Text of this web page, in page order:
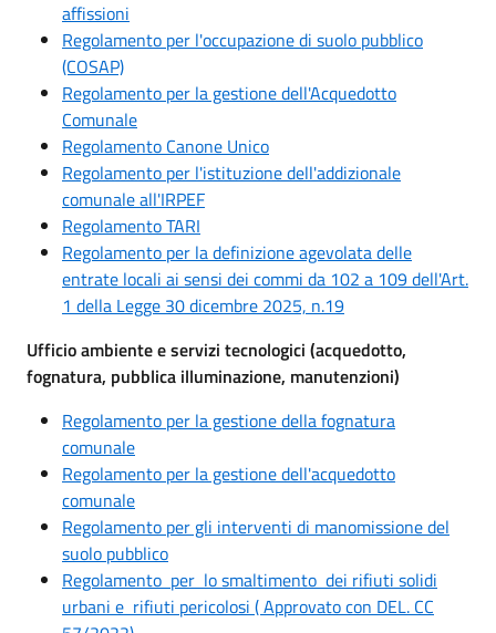
affissioni
Regolamento per l'occupazione di suolo pubblico
(COSAP)
Regolamento per la gestione dell'Acquedotto
Comunale
Regolamento Canone Unico
Regolamento per l'istituzione dell'addizionale
comunale all'IRPEF
Regolamento TARI
Regolamento per la definizione agevolata delle
entrate locali ai sensi dei commi da 102 a 109 dell'Art.
1 della Legge 30 dicembre 2025, n.19
Ufficio ambiente e servizi tecnologici (acquedotto,
fognatura, pubblica illuminazione, manutenzioni)
Regolamento per la gestione della fognatura
comunale
Regolamento per la gestione dell'acquedotto
comunale
Regolamento per gli interventi di manomissione del
suolo pubblico
Regolamento per lo smaltimento dei rifiuti solidi
urbani e rifiuti pericolosi ( Approvato con DEL. CC